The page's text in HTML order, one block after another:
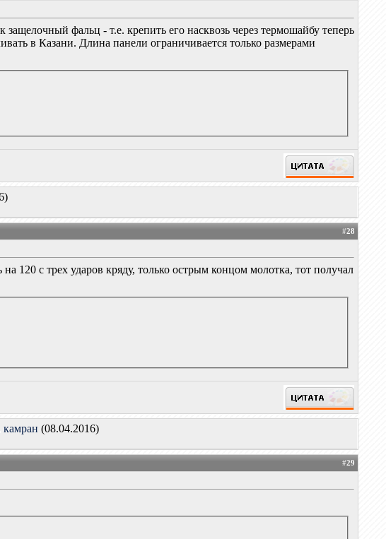
фальц - т.е. крепить его насквозь через термошайбу теперь
в Казани. Длина панели ограничивается только размерами
#28
120 с трех ударов кряду, только острым концом молотка, тот получал
камран (08.04.2016)
#29